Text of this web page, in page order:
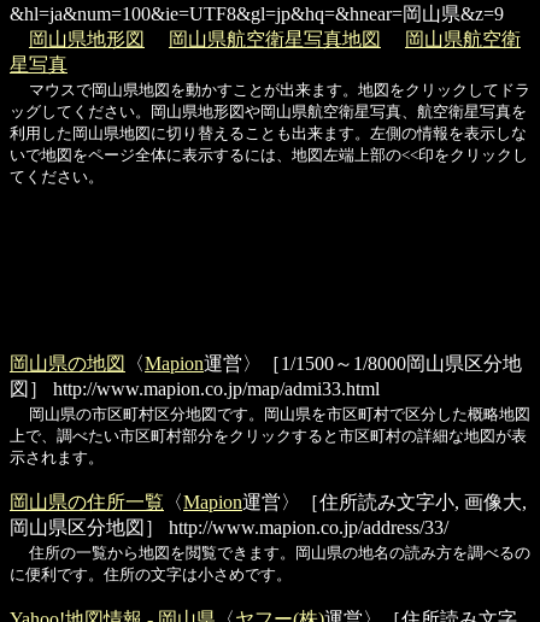
&hl=ja&num=100&ie=UTF8&gl=jp&hq=&hnear=岡山県&z=9
岡山県地形図
岡山県航空衛星写真地図
岡山県航空衛
星写真
マウスで岡山県地図を動かすことが出来ます。地図をクリックしてドラ
ッグしてください。岡山県地形図や岡山県航空衛星写真、航空衛星写真を
利用した岡山県地図に切り替えることも出来ます。左側の情報を表示しな
いで地図をページ全体に表示するには、地図左端上部の<<印をクリックし
てください。
岡山県の地図 〈Mapion運営〉［1/1500～1/8000岡山県区分地
図］
http://www.mapion.co.jp/map/admi33.html
岡山県の市区町村区分地図です。岡山県を市区町村で区分した概略地図
上で、調べたい市区町村部分をクリックすると市区町村の詳細な地図が表
示されます。
岡山県の住所一覧 〈Mapion運営〉［住所読み文字小, 画像大,
岡山県区分地図］
http://www.mapion.co.jp/address/33/
住所の一覧から地図を閲覧できます。岡山県の地名の読み方を調べるの
に便利です。住所の文字は小さめです。